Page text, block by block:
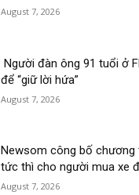
August 7, 2026
Người đàn ông 91 tuổi ở
để “giữ lời hứa”
August 7, 2026
Newsom công bố chương
tức thì cho người mua xe
August 7, 2026